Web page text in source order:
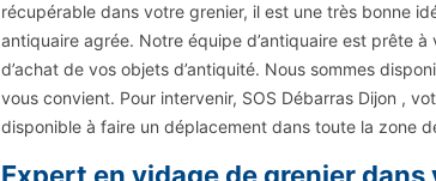
récupérable dans votre grenier, il est une très bonne
antiquaire agrée. Notre équipe d’antiquaire est prête
d’achat de vos objets d’antiquité. Nous sommes
vous convient. Pour intervenir, SOS Débarras Dijon ,
disponible à faire un déplacement dans toute la zone